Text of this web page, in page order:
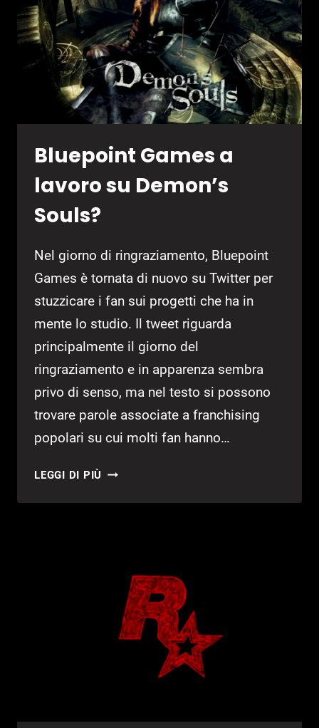
TRAILER
Bluepoint Games a
lavoro su Demon’s
Souls?
Nel giorno di ringraziamento, Bluepoint
Games è tornata di nuovo su Twitter per
stuzzicare i fan sui progetti che ha in
mente lo studio. Il tweet riguarda
principalmente il giorno del
ringraziamento e in apparenza sembra
privo di senso, ma nel testo si possono
trovare parole associate a franchising
popolari su cui molti fan hanno…
LEGGI DI PIÙ BLUEPOINT
A
SOULS?